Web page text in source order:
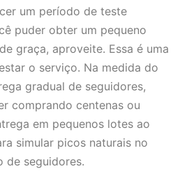
um período de teste
puder obter um pequeno
graça, aproveite. Essa é uma
o serviço. Na medida do
gradual de seguidores,
comprando centenas ou
em pequenos lotes ao
simular picos naturais no
de seguidores.